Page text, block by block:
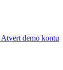
Atvērt demo kontu